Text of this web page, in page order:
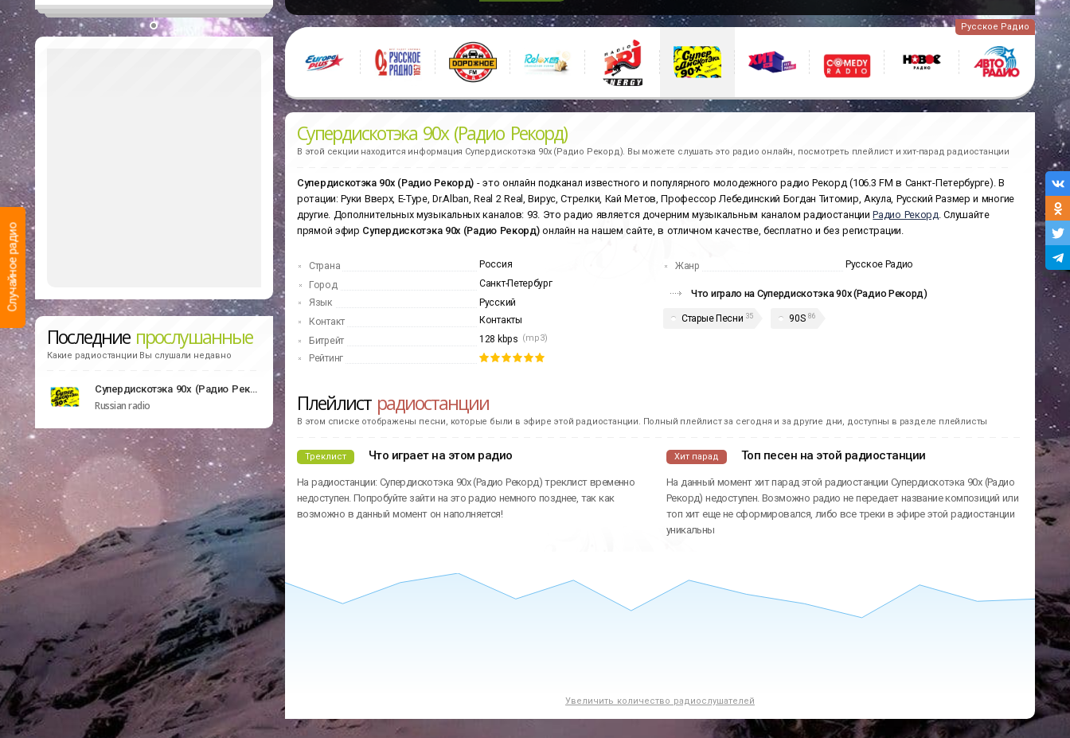
Случайное радио
Последние прослушанные
Какие радиостанции Вы слушали недавно
Супердискотэка 90х (Радио Рекорд)
Russian radio
Русское Радио
Супердискотэка 90х (Радио Рекорд)
В этой секции находится информация Супердискотэка 90х (Радио Рекорд). Вы можете слушать это радио онлайн, посмотреть плейлист и хит-парад радиостанции
Супердискотэка 90х (Радио Рекорд) - это онлайн подканал известного и популярного молодежного радио Рекорд (106.3 FM в Санкт-Петербурге). В
ротации: Руки Вверх, E-Type, Dr.Alban, Real 2 Real, Вирус, Стрелки, Кай Метов, Профессор Лебединский Богдан Титомир, Акула, Русский Размер и многие
другие. Дополнительных музыкальных каналов: 93. Это радио является дочерним музыкальным каналом радиостанцииРадио Рекорд. Слушайте
прямой эфир Супердискотэка 90х (Радио Рекорд)онлайн на нашем сайте, в отличном качестве, бесплатно и без регистрации.
Страна
Россия
Город
Санкт-Петербург
Язык
Русский
Контакт
Контакты
Битрейт
128 kbps (mp3)
Рейтинг
Жанр Русское Радио
Что играло на Супердискотэка 90х (Радио Рекорд)
Старые Песни 35 90S 86
Плейлист радиостанции
В этом списке отображены песни, которые были в эфире этой радиостанции. Полный плейлист за сегодня и за другие дни, доступны в разделе плейлисты
Треклист Что играет на этом радио
На радиостанции: Супердискотэка 90х (Радио Рекорд) треклист временно
недоступен. Попробуйте зайти на это радио немного позднее, так как
возможно в данный момент он наполняется!
Хит парад Топ песен на этой радиостанции
На данный момент хит парад этой радиостанции Супердискотэка 90х (Радио
Рекорд) недоступен. Возможно радио не передает название композиций или
топ хит еще не сформировался, либо все треки в эфире этой радиостанции
уникальны
Увеличить количество радиослушателей